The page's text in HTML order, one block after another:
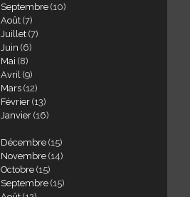
Septembre (10)
Août (7)
Juillet (7)
Juin (6)
Mai (8)
Avril (9)
Mars (12)
Février (13)
Janvier (16)
Décembre (15)
Novembre (14)
Octobre (15)
Septembre (15)